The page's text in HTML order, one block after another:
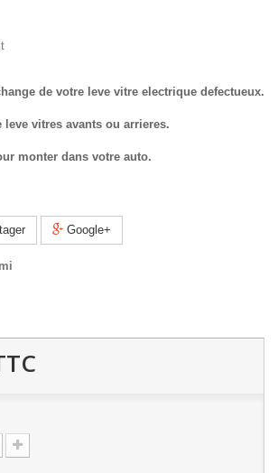
de votre leve vitre electrique defectueux.
leve vitres avants ou arrieres.
monter dans votre auto.
Google+